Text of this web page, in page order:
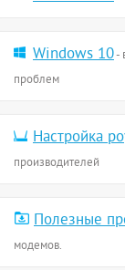
Windows 10-
проблем
Настройка
производителей
Полезные
модемов.